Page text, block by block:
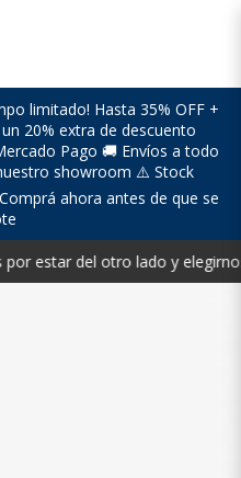
limitado! Hasta 35% OFF +
20% extra de descuento
Pago 🚚 Envíos a todo
showroom ⚠️ Stock
ahora antes de que se
por estar del otro lado y